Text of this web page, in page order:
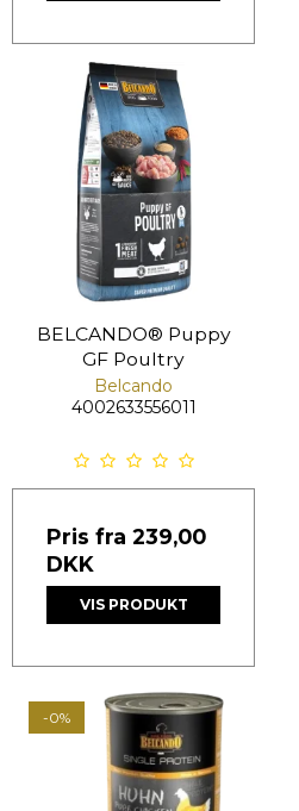
BELCANDO® Puppy
GF Poultry
Belcando
4002633556011
Pris fra 239,00
DKK
VIS PRODUKT
-0%